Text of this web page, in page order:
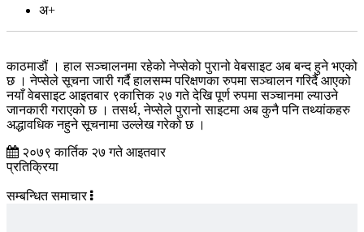
अ+
काठमाडौं । हाल सञ्चालनमा रहेको नेप्सेको पुरानो वेबसाइट अब बन्द हुने भएको
छ । नेप्सेले सूचना जारी गर्दै हालसम्म परिक्षणका रुपमा सञ्चालन गरिदैं आएको
नयाँ वेबसाइट आइतबार ९कात्तिक २७ गते देखि पूर्ण रुपमा सञ्चानमा ल्याउने
जानकारी गराएको छ । तसर्थ, नेप्सेले पुरानो साइटमा अब कुनै पनि तथ्यांकहरु
अद्धावधिक नहुने सूचनामा उल्लेख गरेको छ ।
२०७९ कार्तिक २७ गते आइतवार
प्रतिक्रिया
सम्बन्धित समाचार